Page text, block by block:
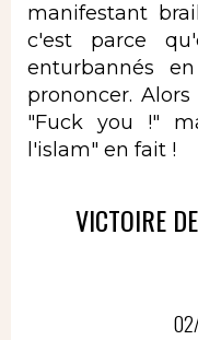
manifestant
c'est parce
enturbannés
prononcer.
"Fuck you !"
l'islam" en fait !
VICTOIRE